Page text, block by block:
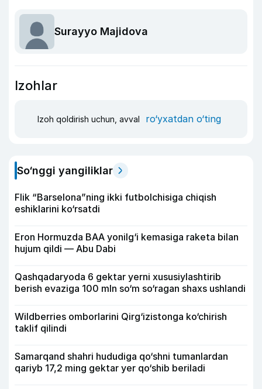
Surayyo Majidova
Izohlar
Izoh qoldirish uchun, avval ro‘yxatdan o‘ting
So‘nggi yangiliklar
Flik “Barselona”ning ikki futbolchisiga chiqish
eshiklarini ko‘rsatdi
Eron Hormuzda BAA yonilg‘i kemasiga raketa bilan
hujum qildi — Abu Dabi
Qashqadaryoda 6 gektar yerni xususiylashtirib
berish evaziga 100 mln so‘m so‘ragan shaxs ushlandi
Wildberries omborlarini Qirg‘izistonga ko‘chirish
taklif qilindi
Samarqand shahri hududiga qo‘shni tumanlardan
qariyb 17,2 ming gektar yer qo‘shib beriladi